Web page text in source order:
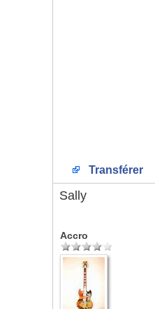
Transférer
Sally
Accro